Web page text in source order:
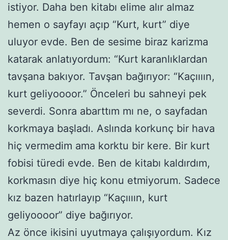
istiyor. Daha ben kitabı elime alır almaz
hemen o sayfayı açıp “Kurt, kurt” diye
uluyor evde. Ben de sesime biraz karizma
katarak anlatıyordum: “Kurt karanlıklardan
tavşana bakıyor. Tavşan bağırıyor: “Kaçıııın,
kurt geliyoooor.” Önceleri bu sahneyi pek
severdi. Sonra abarttım mı ne, o sayfadan
korkmaya başladı. Aslında korkunç bir hava
hiç vermedim ama korktu bir kere. Bir kurt
fobisi türedi evde. Ben de kitabı kaldırdım,
korkmasın diye hiç konu etmiyorum. Sadece
kız bazen hatırlayıp “Kaçıııın, kurt
geliyoooor” diye bağırıyor.
Az önce ikisini uyutmaya çalışıyordum. Kız